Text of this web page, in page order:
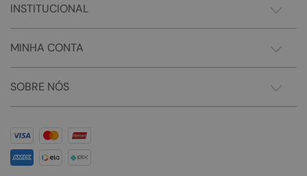
INSTITUCIONAL
MINHA CONTA
SOBRE NÓS